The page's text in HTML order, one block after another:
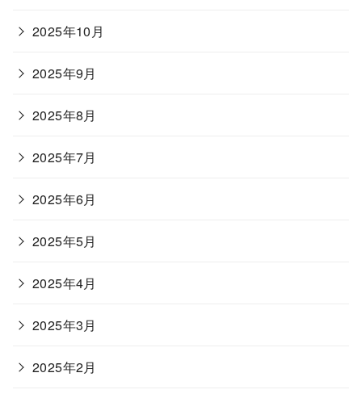
2025年10月
2025年9月
2025年8月
2025年7月
2025年6月
2025年5月
2025年4月
2025年3月
2025年2月